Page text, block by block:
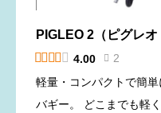
PIGLEO 2（ピグレオ
 4.00  2
軽量・コンパクトで簡
バギー。 どこまでも軽